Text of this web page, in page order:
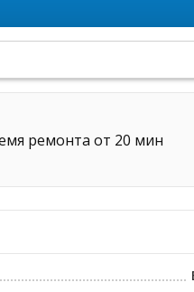
ремонта от 20 мин